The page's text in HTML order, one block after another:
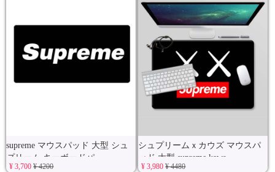
supreme マウスパッド 大型 シュ
プリーム キーボードパ
¥ 3,700¥ 4200
シュプリームｘカウズ マウスパ
ッド 大型 supreme kaws
¥ 3,980¥ 4480